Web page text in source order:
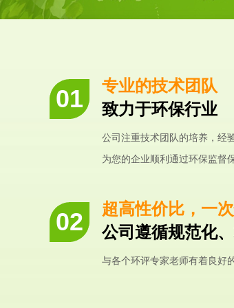
专业的技术团队
致力于环保行业
公司注重技术团队的培养，经
为您的企业顺利通过环保监督
超高性价比，一
公司遵循规范化
与各个环评专家老师有着良好